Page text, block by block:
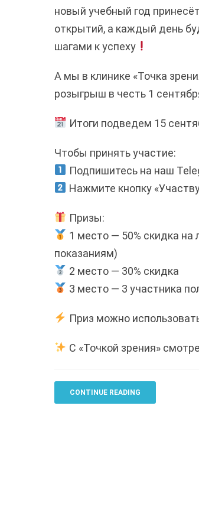
новый учебный год
открытий, а каждый день
шагами к успеху
А мы в клинике «Точка
розыгрыш в честь 1
Итоги подведем 15
Чтобы принять участие:
Подпишитесь на наш
Нажмите кнопку
Призы:
1 место — 50% скидка
показаниям)
2 место — 30% скидка
3 место — 3 участника
Приз можно
С «Точкой зрения»
CONTINUE READING